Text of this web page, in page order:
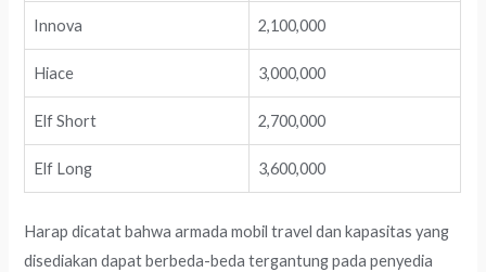
Innova 2,100,000
Hiace 3,000,000
Elf Short 2,700,000
Elf Long 3,600,000
Harap dicatat bahwa armada mobil travel dan kapasitas yang
disediakan dapat berbeda-beda tergantung pada penyedia